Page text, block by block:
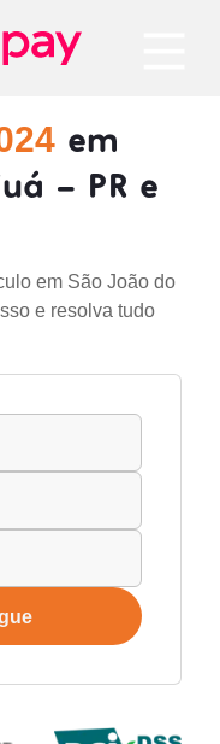
em
- PR e
em São João do
e resolva tudo